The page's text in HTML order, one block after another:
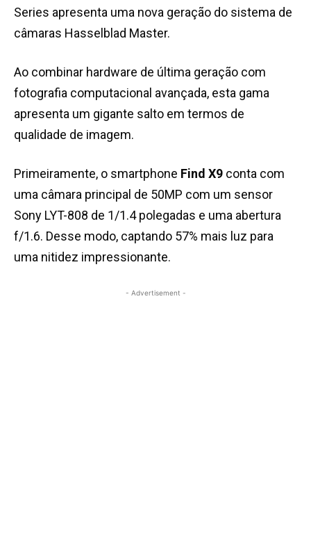
Series apresenta uma nova geração do sistema de
câmaras Hasselblad Master.
Ao combinar hardware de última geração com
fotografia computacional avançada, esta gama
apresenta um gigante salto em termos de
qualidade de imagem.
Primeiramente, o smartphone Find X9 conta com
uma câmara principal de 50MP com um sensor
Sony LYT-808 de 1/1.4 polegadas e uma abertura
f/1.6. Desse modo, captando 57% mais luz para
uma nitidez impressionante.
- Advertisement -